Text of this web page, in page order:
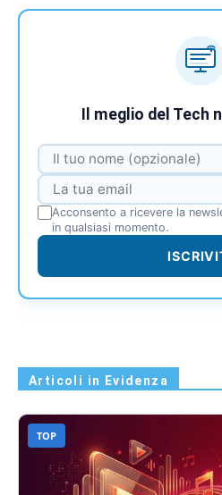
Il meglio del Tech
Acconsento a ricevere la
in qualsiasi momento.
Articoli in Evidenza
TOP